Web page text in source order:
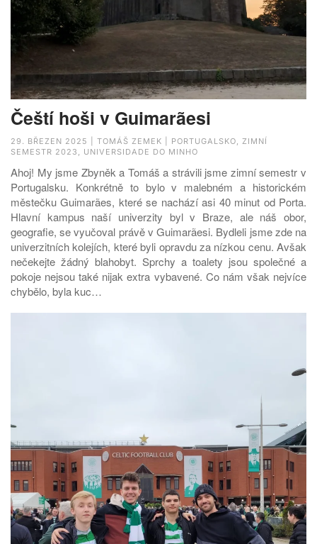
Čeští hoši v Guimarãesi
29. BŘEZEN 2025 | TOMÁŠ ZEMEK | PORTUGALSKO, ZIMNÍ
SEMESTR 2023, UNIVERSIDADE DO MINHO
Ahoj! My jsme Zbyněk a Tomáš a strávili jsme zimní semestr v
Portugalsku. Konkrétně to bylo v malebném a historickém
městečku Guimarães, které se nachází asi 40 minut od Porta.
Hlavní kampus naší univerzity byl v Braze, ale náš obor,
geografie, se vyučoval právě v Guimarãesi. Bydleli jsme zde na
univerzitních kolejích, které byli opravdu za nízkou cenu. Avšak
nečekejte žádný blahobyt. Sprchy a toalety jsou společné a
pokoje nejsou také nijak extra vybavené. Co nám však nejvíce
chybělo, byla kuc…